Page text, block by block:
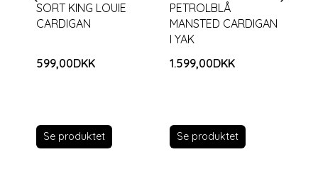
SORT KING LOUIE
CARDIGAN
599,00DKK
Se produktet
PETROLBLÅ
MANSTED CARDIGAN
I YAK
1.599,00DKK
Se produktet